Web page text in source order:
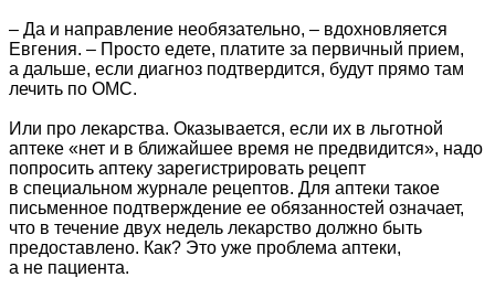
– Да и направление необязательно, – вдохновляется
Евгения. – Просто едете, платите за первичный прием,
а дальше, если диагноз подтвердится, будут прямо там
лечить по ОМС.
Или про лекарства. Оказывается, если их в льготной
аптеке «нет и в ближайшее время не предвидится», надо
попросить аптеку зарегистрировать рецепт
в специальном журнале рецептов. Для аптеки такое
письменное подтверждение ее обязанностей означает,
что в течение двух недель лекарство должно быть
предоставлено. Как? Это уже проблема аптеки,
а не пациента.